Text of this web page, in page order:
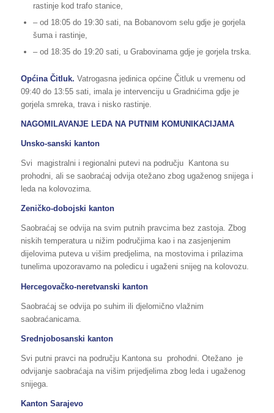
rastinje kod trafo stanice,
– od 18:05 do 19:30 sati, na Bobanovom selu gdje je gorjela
šuma i rastinje,
– od 18:35 do 19:20 sati, u Grabovinama gdje je gorjela trska.
Općina Čitluk. Vatrogasna jedinica općine Čitluk u vremenu od
09:40 do 13:55 sati, imala je intervenciju u Gradnićima gdje je
gorjela smreka, trava i nisko rastinje.
NAGOMILAVANJE LEDA NA PUTNIM KOMUNIKACIJAMA
Unsko-sanski kanton
Svi magistralni i regionalni putevi na području Kantona su
prohodni, ali se saobraćaj odvija otežano zbog ugaženog snijega i
leda na kolovozima.
Zeničko-dobojski kanton
Saobraćaj se odvija na svim putnih pravcima bez zastoja. Zbog
niskih temperatura u nižim područjima kao i na zasjenjenim
dijelovima puteva u višim predjelima, na mostovima i prilazima
tunelima upozoravamo na poledicu i ugaženi snijeg na kolovozu.
Hercegovačko-neretvanski kanton
Saobraćaj se odvija po suhim ili djelomično vlažnim
saobraćanicama.
Srednjobosanski kanton
Svi putni pravci na području Kantona su prohodni. Otežano je
odvijanje saobraćaja na višim prijedjelima zbog leda i ugaženog
snijega.
Kanton Sarajevo